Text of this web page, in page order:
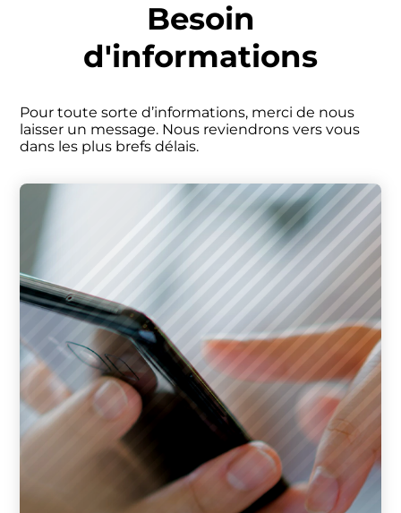
Besoin
d'informations
Pour toute sorte d’informations, merci de nous
laisser un message. Nous reviendrons vers vous
dans les plus brefs délais.
Panneau de gestion des cookies